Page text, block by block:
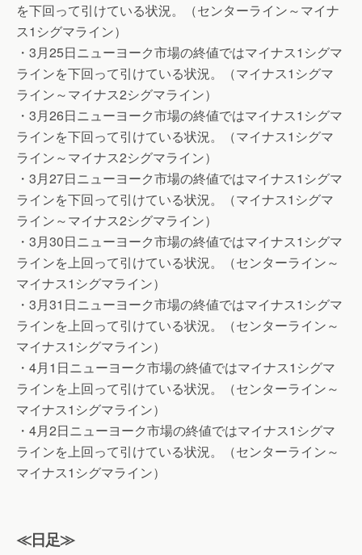
を下回って引けている状況。（センターライン～マイナ
ス1シグマライン）
・3月25日ニューヨーク市場の終値ではマイナス1シグマ
ラインを下回って引けている状況。（マイナス1シグマ
ライン～マイナス2シグマライン）
・3月26日ニューヨーク市場の終値ではマイナス1シグマ
ラインを下回って引けている状況。（マイナス1シグマ
ライン～マイナス2シグマライン）
・3月27日ニューヨーク市場の終値ではマイナス1シグマ
ラインを下回って引けている状況。（マイナス1シグマ
ライン～マイナス2シグマライン）
・3月30日ニューヨーク市場の終値ではマイナス1シグマ
ラインを上回って引けている状況。（センターライン～
マイナス1シグマライン）
・3月31日ニューヨーク市場の終値ではマイナス1シグマ
ラインを上回って引けている状況。（センターライン～
マイナス1シグマライン）
・4月1日ニューヨーク市場の終値ではマイナス1シグマ
ラインを上回って引けている状況。（センターライン～
マイナス1シグマライン）
・4月2日ニューヨーク市場の終値ではマイナス1シグマ
ラインを上回って引けている状況。（センターライン～
マイナス1シグマライン）
≪日足≫